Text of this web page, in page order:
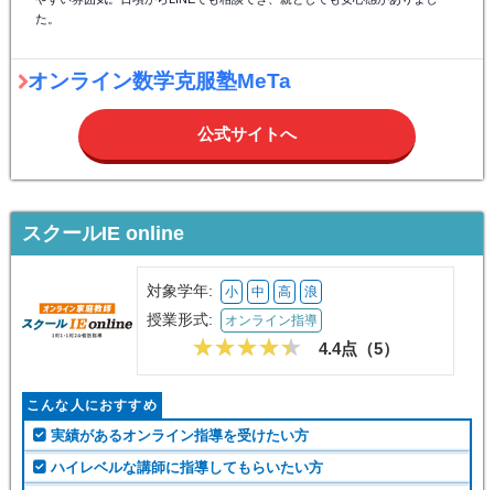
た。
オンライン数学克服塾MeTa
公式サイトへ
スクールIE online
対象学年: 小 中 高 浪
授業形式: オンライン指導
4.4点（5）
こんな人におすすめ
実績があるオンライン指導を受けたい方
ハイレベルな講師に指導してもらいたい方